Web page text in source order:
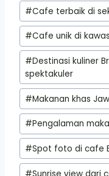
#Cafe terbaik di
#Cafe unik di
#Destinasi kuliner
spektakuler
#Makanan khas
#Pengalaman
#Spot foto di cafe
#Sunrise view dari